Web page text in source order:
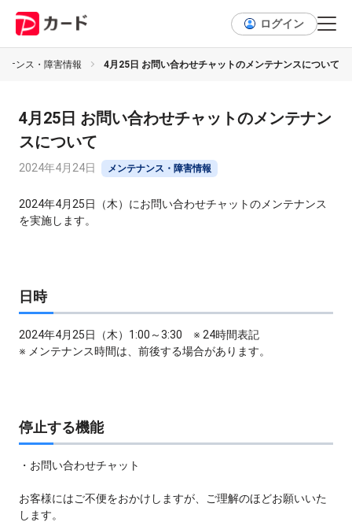
ログイン
ナンス・障害情報 4月25日 お問い合わせチャットのメンテナンスについて
4月25日 お問い合わせチャットのメンテナン
スについて
2024年4月24日 メンテナンス・障害情報
2024年4月25日（木）にお問い合わせチャットのメンテナンス
を実施します。
日時
2024年4月25日（木）1:00～3:30 ※ 24時間表記
※ メンテナンス時間は、前後する場合があります。
停止する機能
・お問い合わせチャット
お客様にはご不便をおかけしますが、ご理解のほどお願いいた
します。